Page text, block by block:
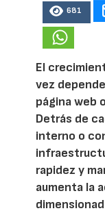
681
El
vez
página web
Detrás de
interno o
rapidez y
aumenta la